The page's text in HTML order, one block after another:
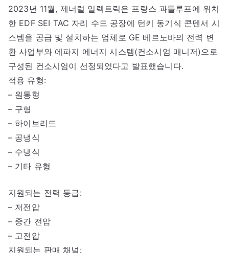
2023년 11월, 제너럴 일렉트릭은 프랑스 과들루프에 위치
한 EDF SEI TAC 자리 수드 공장에 턴키 동기식 콘덴서 시
스템을 공급 및 설치하는 업체로 GE 베르노바의 전력 변
환 사업부와 에파지 에너지 시스템(컨소시엄 매니저)으로
구성된 컨소시엄이 선정되었다고 발표했습니다.
적용 유형:
– 원통형
– 구형
– 하이브리드
– 공냉식
– 수냉식
– 기타 유형
지원되는 전력 등급:
– 저전압
– 중간 전압
– 고전압
지원되는 판매 채널: